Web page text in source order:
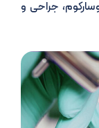
جراحی و